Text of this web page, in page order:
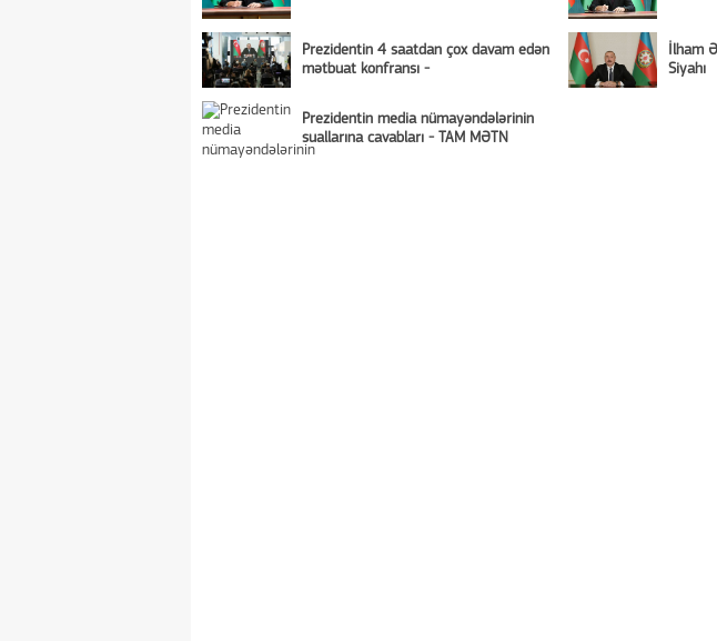
Prezidentin 4 saatdan çox davam edən
mətbuat konfransı -
İlham
Siyahı
Prezidentin media nümayəndələrinin
suallarına cavabları - TAM MƏTN